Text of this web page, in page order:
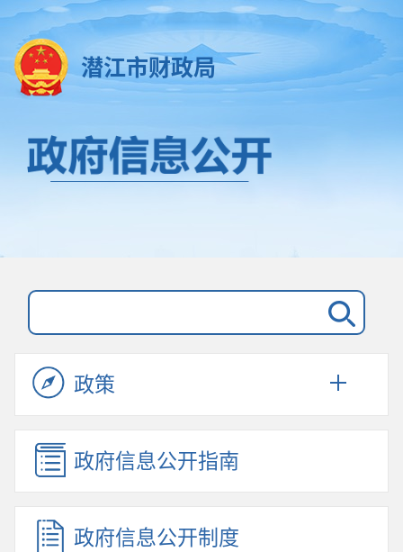
潜江市财政局
政策
政府信息公开指南
政府信息公开制度